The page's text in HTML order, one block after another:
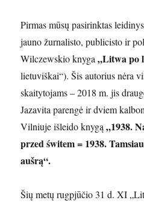
Pirmas mūsų pasirinktas
jauno žurnalisto, publicisto ir
Wilczewskio knyga„Litwa po
lietuviškai“). Šis autorius nėra
skaitytojams – 2018 m. jis
Jazavita parengė ir dviem
Vilniuje išleido knygą„1938.
przed świtem = 1938.
aušrą“.
Šių metų rugpjūčio 31 d. XI